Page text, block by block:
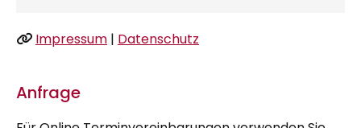
 Impressum | Datenschutz
Anfrage